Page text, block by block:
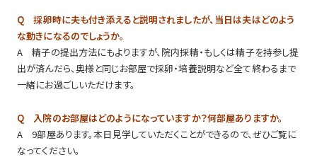
Q 採卵時に夫も付き添えると説明されましたが、当日は夫はどのよう
な動きになるのでしょうか。
A 精子の提出方法にもよりますが、院内採精・もしくは精子を持参し提
出が済んだら、奥様と同じお部屋で採卵・培養説明など全て終わるまで
一緒にお過ごしいただけます。
Q 入院のお部屋はどのようになっていますか？何部屋ありますか。
A 9部屋あります。本日見学していただくことができるので、ぜひご覧に
なってください。